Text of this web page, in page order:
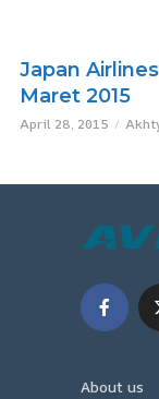
Japan
Maret 2015
April 28, 2015
About us